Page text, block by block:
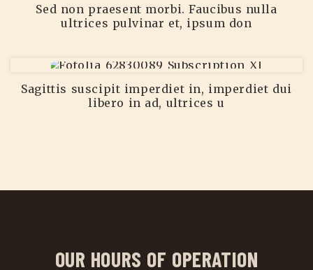
Sed non praesent morbi. Faucibus nulla
ultrices pulvinar et, ipsum don
Sagittis suscipit imperdiet in, imperdiet dui
libero in ad, ultrices u
OUR HOURS OF OPERATION